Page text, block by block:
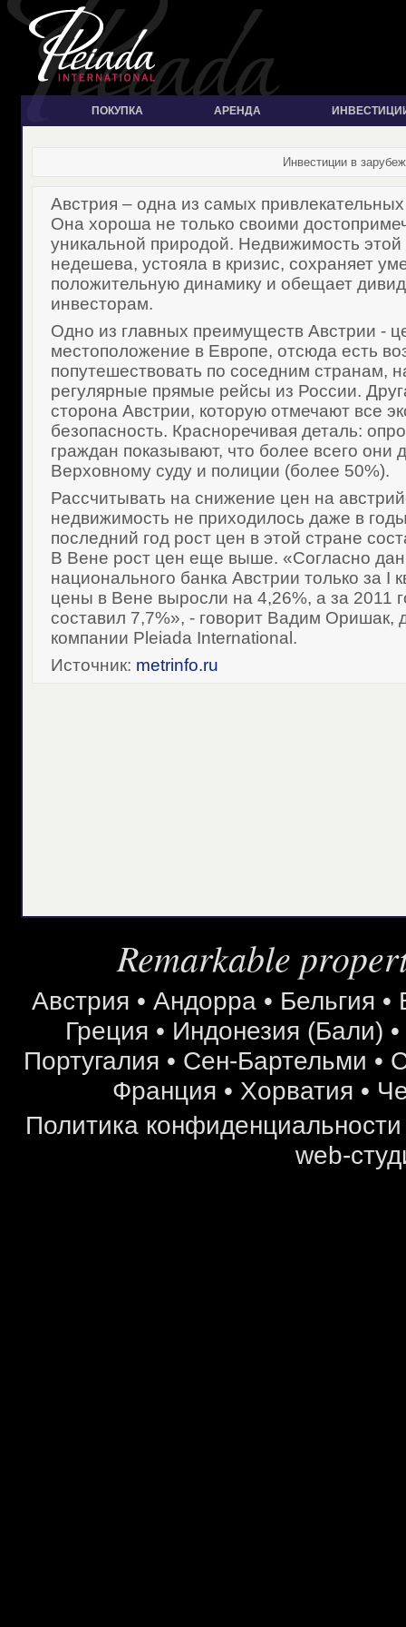
ПОКУПКА АРЕНДА
Инвестиции в
Австрия – одна из самых
Она хороша не только своими
уникальной природой. Недвижимость этой
недешева, устояла в кризис, сохраняет
положительную динамику и обещает
инвесторам.
Одно из главных преимуществ Австрии -
местоположение в Европе, отсюда есть
попутешествовать по соседним странам,
регулярные прямые рейсы из России.
сторона Австрии, которую отмечают все
безопасность. Красноречивая деталь:
граждан показывают, что более всего они
Верховному суду и полиции (более 50%).
Рассчитывать на снижение цен на
недвижимость не приходилось даже в
последний год рост цен в этой стране
В Вене рост цен еще выше. «Согласно
национального банка Австрии только за I
цены в Вене выросли на 4,26%, а за 2011
составил 7,7%», - говорит Вадим Оришак,
компании Pleiada International.
Источник: metrinfo.ru
Remarkable
Австрия • Андорра • Бельгия •
Греция • Индонезия (Бали) •
Португалия • Сен-Бартельми •
Франция • Хорватия •
Политика конфиденциальности
web-